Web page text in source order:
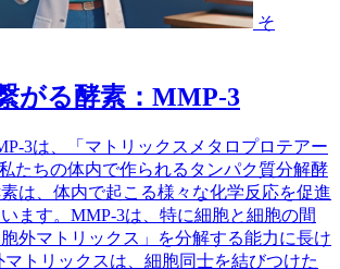
そ
がる酵素：MMP-3
3は、「マトリックスメタロプロテアー
たちの体内で作られるタンパク質分解酵
は、体内で起こる様々な化学反応を促進
ます。MMP-3は、特に細胞と細胞の間
外マトリックス」を分解する能力に長け
トリックスは、細胞同士を結びつけた